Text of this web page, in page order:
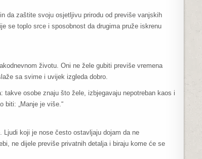
da zaštite svoju osjetljivu prirodu od previše vanjskih
se toplo srce i sposobnost da drugima pruže iskrenu
životu. Oni ne žele gubiti previše vremena
sa svime i uvijek izgleda dobro.
osobe znaju što žele, izbjegavaju nepotreban kaos i
biti: „Manje je više.“
Ljudi koji je nose često ostavljaju dojam da ne
ne dijele previše privatnih detalja i biraju kome će se